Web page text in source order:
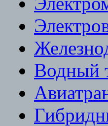
Водный